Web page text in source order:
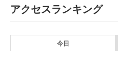
アクセスランキング
今日